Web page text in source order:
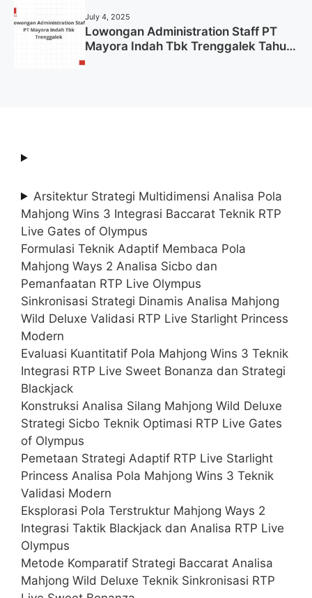
July 4, 2025
Lowongan Administration Staff PT
Mayora Indah Tbk Trenggalek Tahun
Arsitektur Strategi Multidimensi Analisa Pola
Mahjong Wins 3 Integrasi Baccarat Teknik RTP
Live Gates of Olympus
Formulasi Teknik Adaptif Membaca Pola
Mahjong Ways 2 Analisa Sicbo dan
Pemanfaatan RTP Live Olympus
Sinkronisasi Strategi Dinamis Analisa Mahjong
Wild Deluxe Validasi RTP Live Starlight Princess
Modern
Evaluasi Kuantitatif Pola Mahjong Wins 3 Teknik
Integrasi RTP Live Sweet Bonanza dan Strategi
Blackjack
Konstruksi Analisa Silang Mahjong Wild Deluxe
Strategi Sicbo Teknik Optimasi RTP Live Gates
of Olympus
Pemetaan Strategi Adaptif RTP Live Starlight
Princess Analisa Pola Mahjong Wins 3 Teknik
Validasi Modern
Eksplorasi Pola Terstruktur Mahjong Ways 2
Integrasi Taktik Blackjack dan Analisa RTP Live
Olympus
Metode Komparatif Strategi Baccarat Analisa
Mahjong Wild Deluxe Teknik Sinkronisasi RTP